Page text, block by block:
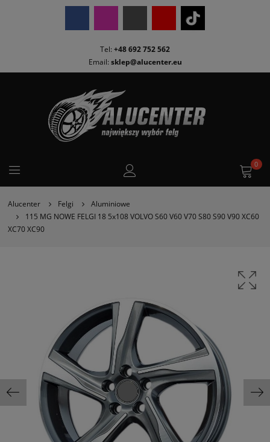
Tel: +48 692 752 562
Email: sklep@alucenter.eu
0
Alucenter Felgi
Aluminiowe
115 MG NOWE FELGI 18 5x108 VOLVO S60 V60 V70 S80 S90 V90 XC60
XC70 XC90